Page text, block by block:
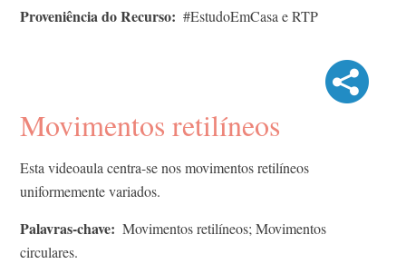
Proveniência do Recurso #EstudoEmCasa e RTP
Movimentos retilíneos
Esta videoaula centra-se nos movimentos retilíneos
uniformemente variados.
Palavras-chave
Movimentos retilíneos; Movimentos
circulares.